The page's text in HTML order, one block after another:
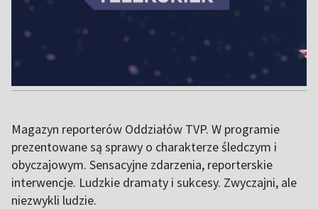
Magazyn reporterów Oddziałów TVP. W programie
prezentowane są sprawy o charakterze śledczym i
obyczajowym. Sensacyjne zdarzenia, reporterskie
interwencje. Ludzkie dramaty i sukcesy. Zwyczajni, ale
niezwykli ludzie.